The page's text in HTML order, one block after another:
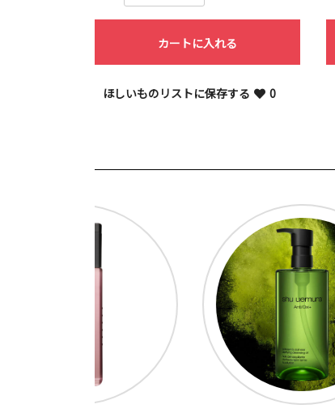
カートに入れる
ほしいものリストに保存する 0